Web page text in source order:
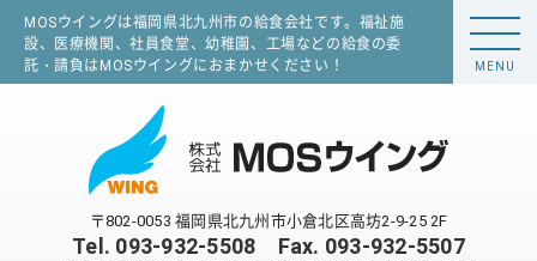
MOSウイングは福岡県北九州市の給食会社です。福祉施
設、医療機関、社員食堂、幼稚園、工場などの給食の委
託・請負はMOSウイングにおまかせください！
〒802-0053 福岡県北九州市小倉北区高坊2-9-25 2F
Tel. 093-932-5508 Fax. 093-932-5507
MENU